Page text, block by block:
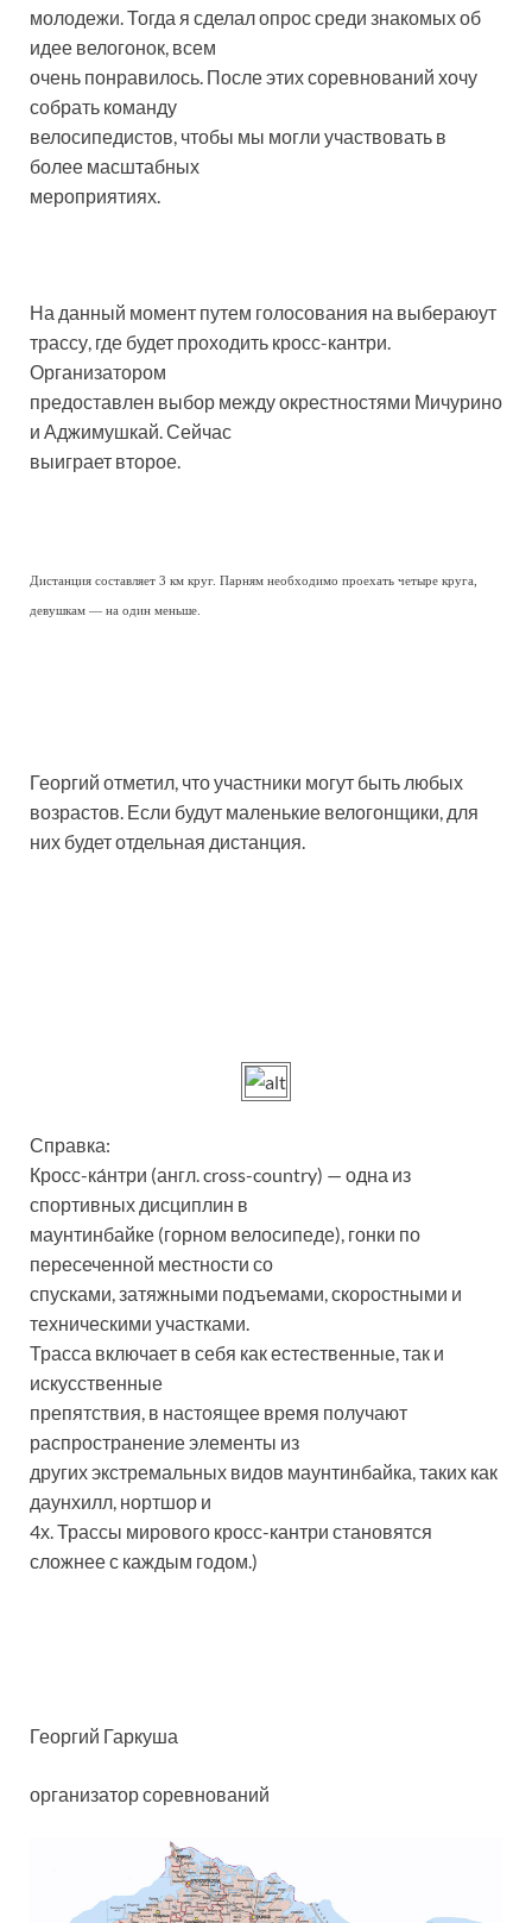
молодежи. Тогда я сделал опрос среди знакомых об
идее велогонок, всем
очень понравилось. После этих соревнований хочу
собрать команду
велосипедистов, чтобы мы могли участвовать в
более масштабных
мероприятиях.
На данный момент путем голосования на выбераюут
трассу, где будет проходить кросс-кантри.
Организатором
предоставлен выбор между окрестностями Мичурино
и Аджимушкай. Сейчас
выиграет второе.
Дистанция составляет 3 км круг. Парням необходимо проехать четыре круга,
девушкам — на один меньше.
Георгий отметил, что участники могут быть любых
возрастов. Если будут маленькие велогонщики, для
них будет отдельная дистанция.
Справка:
Кросс-ка́нтри (англ. cross-country) — одна из
спортивных дисциплин в
маунтинбайке (горном велосипеде), гонки по
пересеченной местности со
спусками, затяжными подъемами, скоростными и
техническими участками.
Трасса включает в себя как естественные, так и
искусственные
препятствия, в настоящее время получают
распространение элементы из
других экстремальных видов маунтинбайка, таких как
даунхилл, нортшор и
4х. Трассы мирового кросс-кантри становятся
сложнее с каждым годом.)
Георгий Гаркуша
организатор соревнований